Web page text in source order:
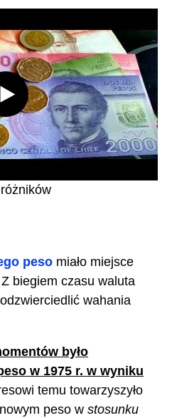
peso miało miejsce
biegiem czasu waluta
wahania
było
w 1975 r. w wyniku
temu towarzyszyło
peso w stosunku